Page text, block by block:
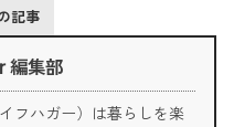
記事
編集部
フハガー）は暮らしを楽